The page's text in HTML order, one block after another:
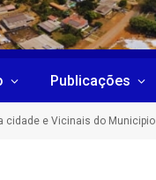
Publicações
cidade e Vicinais do Municipio